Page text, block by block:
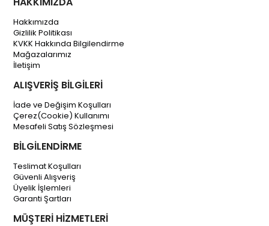
Hakkımızda
Gizlilik Politikası
KVKK Hakkında Bilgilendirme
Mağazalarımız
İletişim
ALIŞVERİŞ BİLGİLERİ
İade ve Değişim Koşulları
Çerez(Cookie) Kullanımı
Mesafeli Satış Sözleşmesi
BİLGİLENDİRME
Teslimat Koşulları
Güvenli Alışveriş
Üyelik İşlemleri
Garanti Şartları
MÜŞTERİ HİZMETLERİ